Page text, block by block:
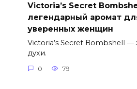
Victoria’s Secret
легендарный аромат
уверенных женщин
Victoria’s Secret Bombshell —
духи.
0 79